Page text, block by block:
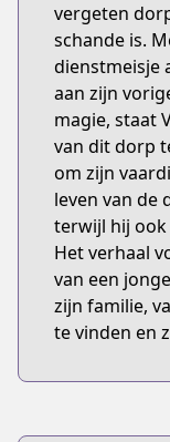
vergeten
schande is.
dienstmeisje
aan zijn
magie, staat
van dit dorp
om zijn
leven van de
terwijl hij
Het verhaal
van een
zijn familie,
te vinden en